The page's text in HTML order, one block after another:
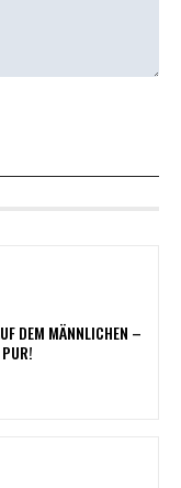
DEM MÄNNLICHEN –